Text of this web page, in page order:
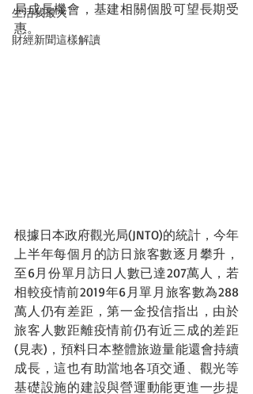
生活我最大
財經新聞這樣解讀
局成長機會，基建相關個股可望長期受
惠。
根據日本政府觀光局(JNTO)的統計，今年
上半年每個月的訪日旅客數逐月攀升，
至6月份單月訪日人數已達207萬人，若
相較疫情前2019年6月單月旅客數為288
萬人仍有差距，第一金投信指出，由於
旅客人數距離疫情前仍有近三成的差距
(見表)，預料日本整體旅遊量能還會持續
成長，這也有助當地各項交通、觀光等
基礎設施的建設與營運動能更進一步提